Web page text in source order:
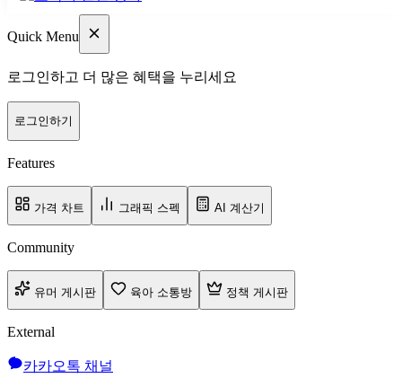
Quick Menu
로그인하고 더 많은 혜택을 누리세요
로그인하기
Features
가격 차트 그래픽 스펙 AI 계산기
Community
유머 게시판 육아 소통방 정책 게시판
External
카카오톡 채널